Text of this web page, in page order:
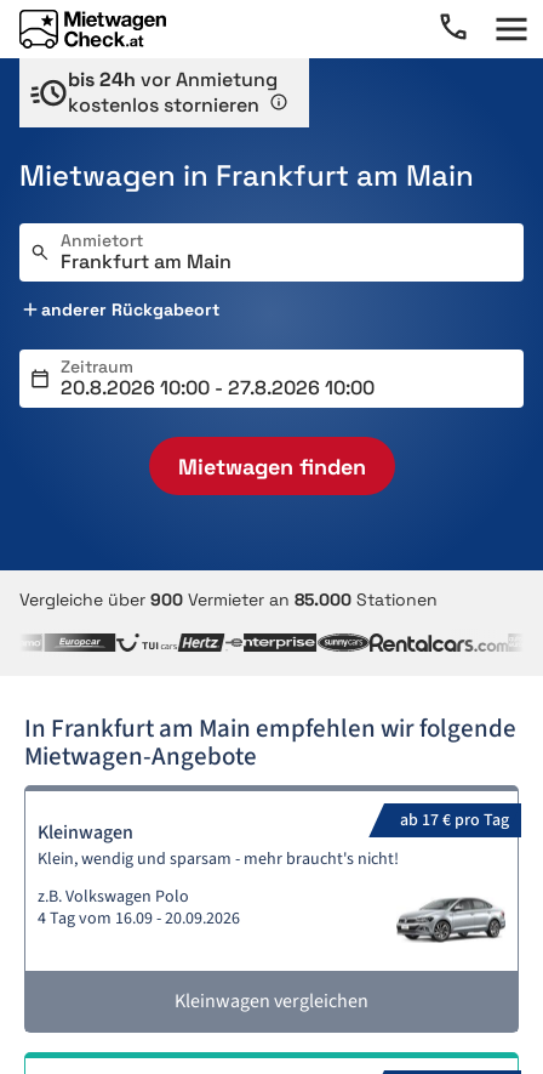
bis 24h vor Anmietung
kostenlos stornieren
Mietwagen in Frankfurt am Main
Anmietort
anderer Rückgabeort
Zeitraum
Mietwagen finden
Vergleiche über 900 Vermieter an 85.000 Stationen
In Frankfurt am Main empfehlen wir folgende
Mietwagen-Angebote
ab 17 € pro Tag
Kleinwagen
Klein, wendig und sparsam - mehr braucht's nicht!
z.B. Volkswagen Polo
4 Tag vom 16.09 - 20.09.2026
Kleinwagen vergleichen